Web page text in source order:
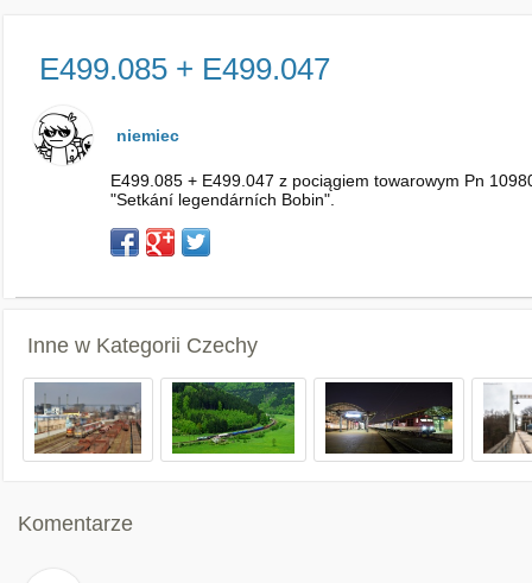
E499.085 + E499.047
niemiec
E499.085 + E499.047 z pociągiem towarowym Pn
"Setkání legendárních Bobin".
Inne w Kategorii Czechy
Komentarze